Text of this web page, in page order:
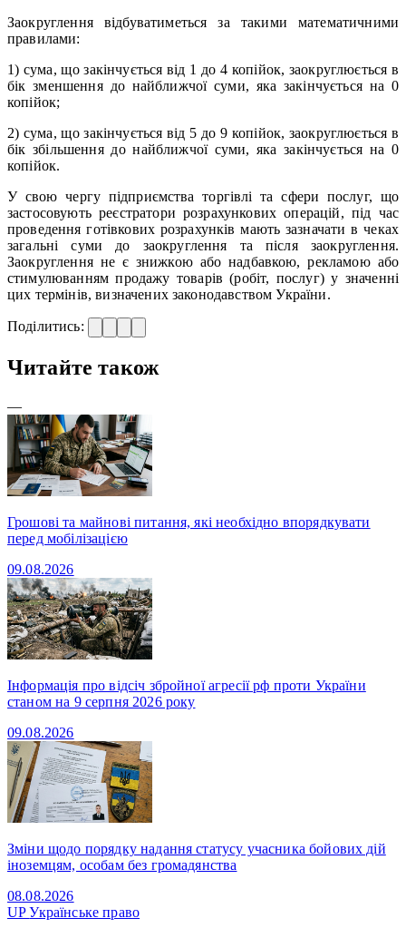
Заокруглення відбуватиметься за такими математичними
правилами:
1) сума, що закінчується від 1 до 4 копійок, заокруглюється в
бік зменшення до найближчої суми, яка закінчується на 0
копійок;
2) сума, що закінчується від 5 до 9 копійок, заокруглюється в
бік збільшення до найближчої суми, яка закінчується на 0
копійок.
У свою чергу підприємства торгівлі та сфери послуг, що
застосовують реєстратори розрахункових операцій, під час
проведення готівкових розрахунків мають зазначати в чеках
загальні суми до заокруглення та після заокруглення.
Заокруглення не є знижкою або надбавкою, рекламою або
стимулюванням продажу товарів (робіт, послуг) у значенні
цих термінів, визначених законодавством України.
Поділитись:
Читайте також
—
Грошові та майнові питання, які необхідно впорядкувати
перед мобілізацією
09.08.2026
Інформація про відсіч збройної агресії рф проти України
станом на 9 серпня 2026 року
09.08.2026
Зміни щодо порядку надання статусу учасника бойових дій
іноземцям, особам без громадянства
08.08.2026
UPУкраїнське право